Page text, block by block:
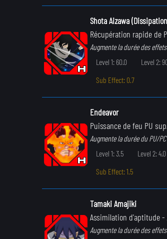
Shota Aizawa
Récupération rapide de
Augmente la durée des
Level 1: 60.0
Level 2:
Sub Effect: 0.7
Endeavor
Puissance de feu PU
Augmente la durée du PU/
Level 1: 3.5
Level 2: 4.0
Sub Effect: 1.5
Tamaki Amajiki
Assimilation d'aptitude-
Augmente la durée des